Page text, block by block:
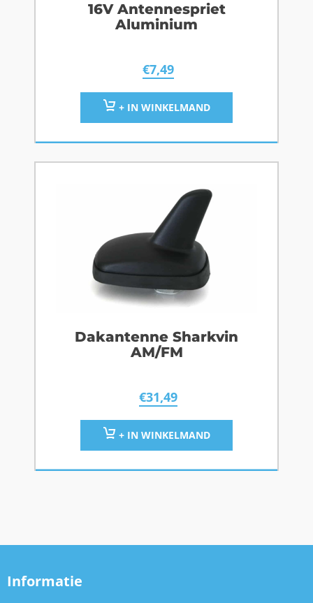
16V Antennespriet
Aluminium
€7,49
+ IN WINKELMAND
Dakantenne Sharkvin
AM/FM
€31,49
+ IN WINKELMAND
Informatie